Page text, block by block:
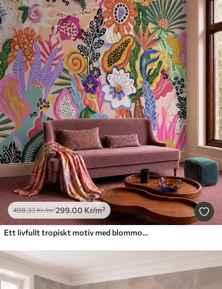
498.33Kr/m²299.00 Kr/m²
Ett livfullt tropiskt motiv med blommor, blad och färgglada frukter